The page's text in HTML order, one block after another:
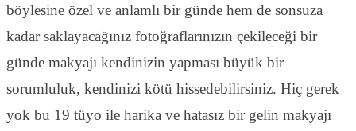
böylesine özel ve anlamlı bir günde hem de sonsuza
kadar saklayacağınız fotoğraflarınızın çekileceği bir
günde makyajı kendinizin yapması büyük bir
sorumluluk, kendinizi kötü hissedebilirsiniz. Hiç gerek
yok bu 19 tüyo ile harika ve hatasız bir gelin makyajı